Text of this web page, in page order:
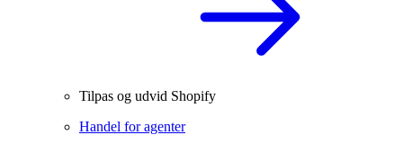
Tilpas og udvid Shopify
Handel for agenter